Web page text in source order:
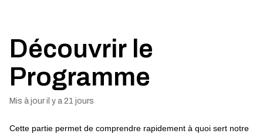
Découvrir le
Programme
Mis à jour il y a 21 jours
Cette partie permet de comprendre rapidement à quoi sert notre